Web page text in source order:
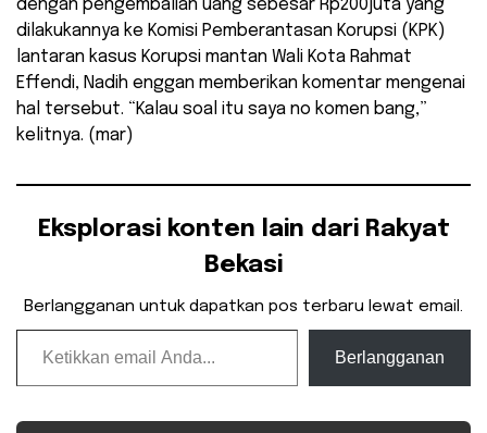
dengan pengembalian uang sebesar Rp200juta yang
dilakukannya ke Komisi Pemberantasan Korupsi (KPK)
lantaran kasus Korupsi mantan Wali Kota Rahmat
Effendi, Nadih enggan memberikan komentar mengenai
hal tersebut. “Kalau soal itu saya no komen bang,”
kelitnya. (mar)
Eksplorasi konten lain dari Rakyat
Bekasi
Berlangganan untuk dapatkan pos terbaru lewat email.
Ketikkan email Anda...
Berlangganan